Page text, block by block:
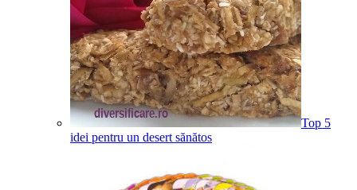
Top 5
idei pentru un desert sănătos